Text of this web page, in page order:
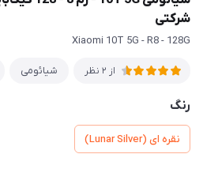
شرکتی
Xiaomi 10T 5G - R8 - 128G
از 2 نظر شیائومی
رنگ
نقره ای (Lunar Silver)